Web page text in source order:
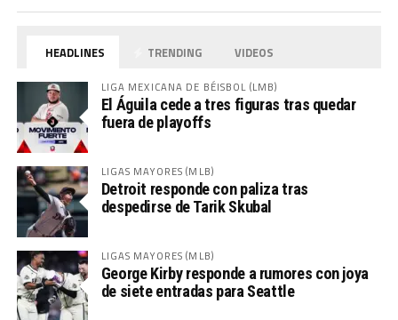
HEADLINES TRENDING VIDEOS
LIGA MEXICANA DE BÉISBOL (LMB)
El Águila cede a tres figuras tras quedar
fuera de playoffs
LIGAS MAYORES (MLB)
Detroit responde con paliza tras
despedirse de Tarik Skubal
LIGAS MAYORES (MLB)
George Kirby responde a rumores con joya
de siete entradas para Seattle